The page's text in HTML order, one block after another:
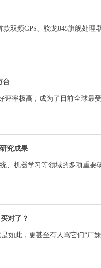
双频GPS、骁龙845旗舰处理
台
评率极高，成为了目前全球最
究成果
、机器学习等领域的多项重要
对了？
如此，更甚至有人骂它们“厂